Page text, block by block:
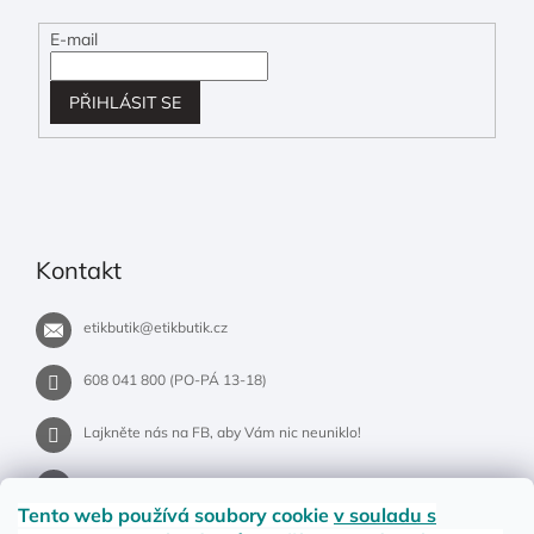
Tento web používá soubory cookie v souladu s
E-mail
PŘIHLÁSIT SE
Kontakt
etikbutik@etikbutik.cz
608 041 800 (PO-PÁ 13-18)
Lajkněte nás na FB, aby Vám nic neuniklo!